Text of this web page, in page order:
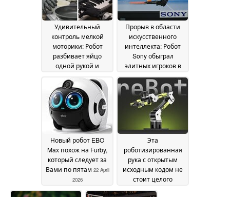
Удивительный
контроль мелкой
моторики: Робот
разбивает яйцо
одной рукой и
07 May 2026
Прорыв в области
искусственного
интеллекта: Робот
Sony обыграл
элитных игроков в
настольный теннис
24 April 2026
Новый робот EBO
Max похож на Furby,
который следует за
Вами по пятам 22 April
2026
Эта
роботизированная
рука с открытым
исходным кодом не
стоит целого
состояния